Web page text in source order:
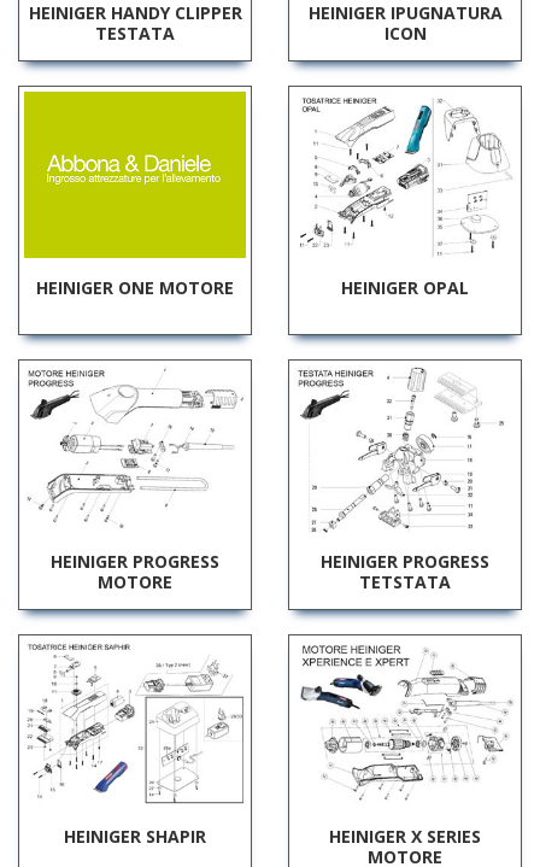
HEINIGER HANDY CLIPPER
TESTATA
HEINIGER IPUGNATURA
ICON
HEINIGER ONE MOTORE HEINIGER OPAL
HEINIGER PROGRESS
MOTORE
HEINIGER PROGRESS
TETSTATA
HEINIGER SHAPIR
HEINIGER X SERIES
MOTORE